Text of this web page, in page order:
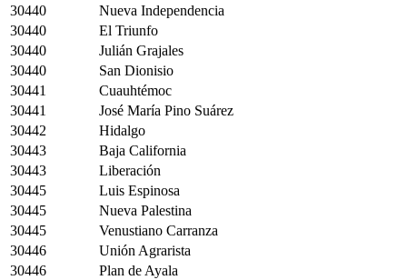
30440
Nueva Independencia
30440
El Triunfo
30440
Julián Grajales
30440
San Dionisio
30441
Cuauhtémoc
30441
José María Pino Suárez
30442
Hidalgo
30443
Baja California
30443
Liberación
30445
Luis Espinosa
30445
Nueva Palestina
30445
Venustiano Carranza
30446
Unión Agrarista
30446
Plan de Ayala